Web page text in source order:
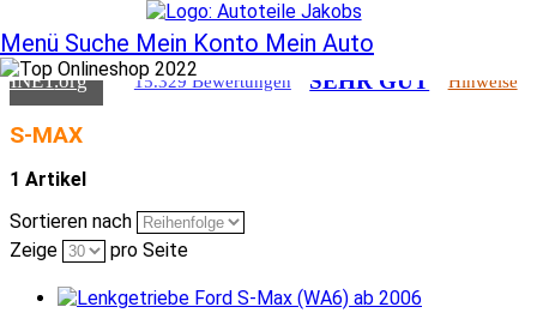
.org 15.329 Bewertungen SEHR GUT
.org 15.329 Bewertungen SEHR GUT Hinweise
Menü Suche Mein Konto Mein Auto
S-MAX
1 Artikel
Sortieren nach
Zeige
pro Seite